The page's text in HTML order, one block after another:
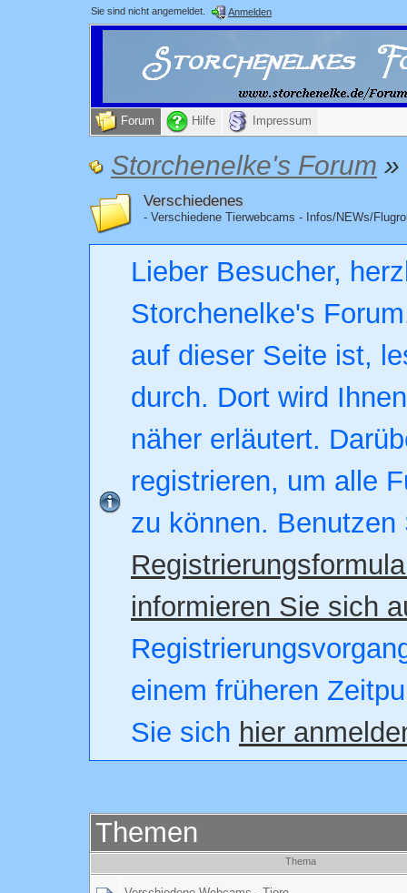
Sie sind nicht angemeldet. Anmelden
Forum Hilfe Impressum
Storchenelke's Forum »
Verschiedenes
- Verschiedene Tierwebcams - Infos/NEWs/
Lieber Besucher,
Storchenelke's
auf dieser Seite ist,
durch. Dort wird
näher erläutert.
registrieren, um alle
zu können. Benutzen
informieren Sie sich
einem früheren
Sie sich hier
Themen
Thema